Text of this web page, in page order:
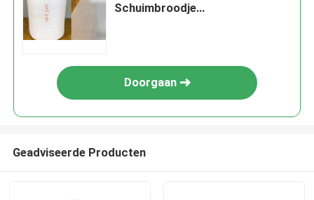
Schuimbroodje
Doorgaan
Geadviseerde Producten